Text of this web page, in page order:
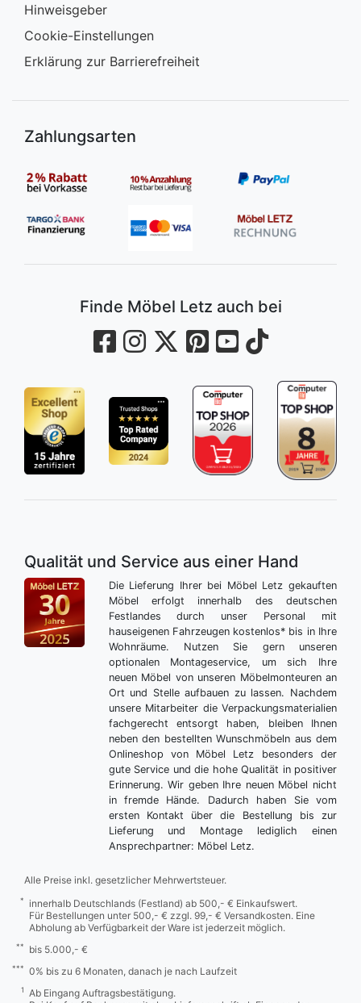
Hinweisgeber
Cookie-Einstellungen
Erklärung zur Barrierefreiheit
Zahlungsarten
Finde Möbel Letz auch bei
Qualität und Service aus einer Hand
Die Lieferung Ihrer bei Möbel Letz gekauften
Möbel erfolgt innerhalb des deutschen
Festlandes durch unser Personal mit
hauseigenen Fahrzeugen kostenlos* bis in Ihre
Wohnräume. Nutzen Sie gern unseren
optionalen Montageservice, um sich Ihre
neuen Möbel von unseren Möbelmonteuren an
Ort und Stelle aufbauen zu lassen. Nachdem
unsere Mitarbeiter die Verpackungsmaterialien
fachgerecht entsorgt haben, bleiben Ihnen
neben den bestellten Wunschmöbeln aus dem
Onlineshop von Möbel Letz besonders der
gute Service und die hohe Qualität in positiver
Erinnerung. Wir geben Ihre neuen Möbel nicht
in fremde Hände. Dadurch haben Sie vom
ersten Kontakt über die Bestellung bis zur
Lieferung und Montage lediglich einen
Ansprechpartner: Möbel Letz.
Alle Preise inkl. gesetzlicher Mehrwertsteuer.
*
innerhalb Deutschlands (Festland) ab 500,- € Einkaufswert.
Für Bestellungen unter 500,- € zzgl. 99,- € Versandkosten. Eine
Abholung ab Verfügbarkeit der Ware ist jederzeit möglich.
** bis 5.000,- €
*** 0% bis zu 6 Monaten, danach je nach Laufzeit
1
Ab Eingang Auftragsbestätigung.